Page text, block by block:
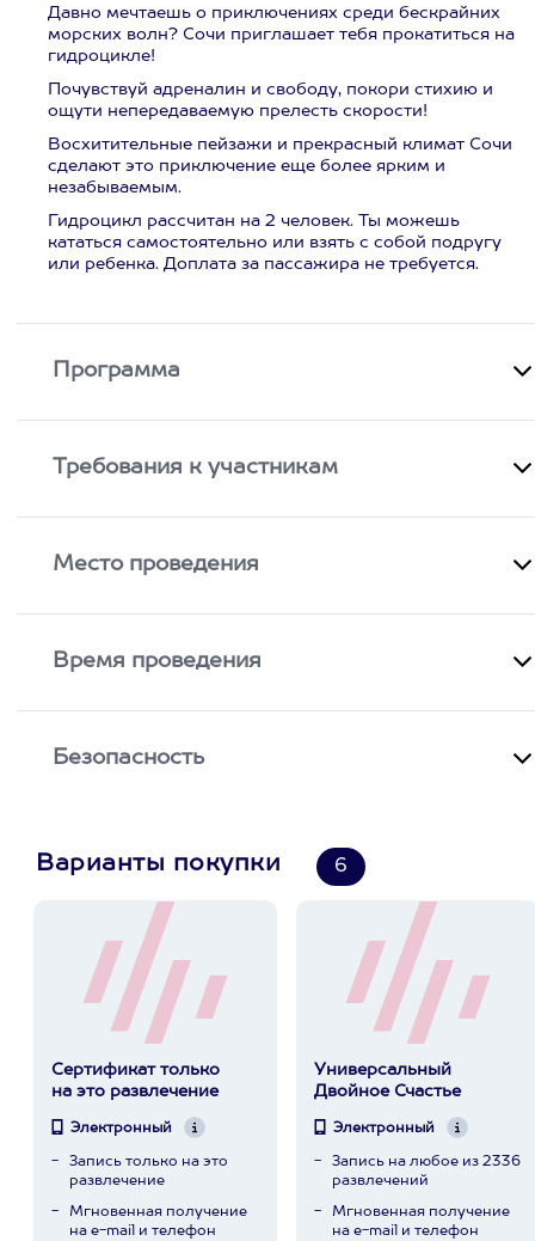
Давно мечтаешь о приключениях среди бескрайних
морских волн? Сочи приглашает тебя прокатиться на
гидроцикле!
Почувствуй адреналин и свободу, покори стихию и
ощути непередаваемую прелесть скорости!
Восхитительные пейзажи и прекрасный климат Сочи
сделают это приключение еще более ярким и
незабываемым.
Гидроцикл рассчитан на 2 человек. Ты можешь
кататься самостоятельно или взять с собой подругу
или ребенка. Доплата за пассажира не требуется.
Программа
Требования к участникам
Место проведения
Время проведения
Безопасность
Варианты покупки 6
Сертификат только
на это развлечение
Электронный
Запись только на это
развлечение
Мгновенная получение
на e-mail и телефон
Универсальный
Двойное Счастье
Электронный
Запись на любое из 2336
развлечений
Мгновенная получение
на e-mail и телефон